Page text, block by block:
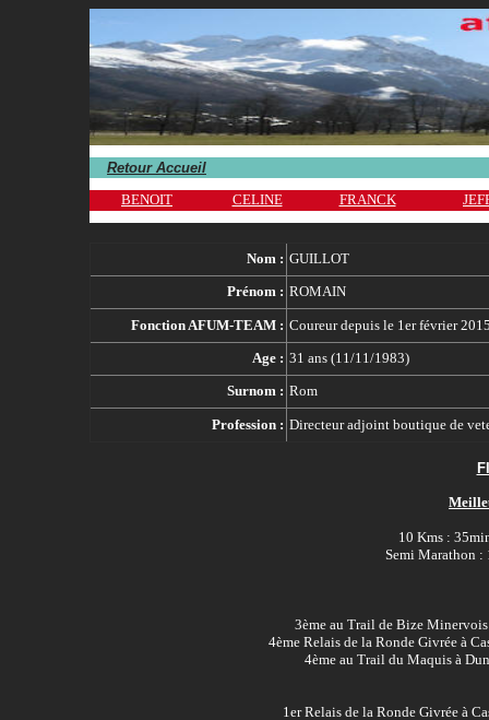
Retour Accueil
BENOIT CELINE FRANCK
Nom : GUILLOT
Prénom : ROMAIN
Fonction AFUM-TEAM : Coureur depuis le 1er février
Age : 31 ans (11/11/1983)
Surnom : Rom
Profession : Directeur adjoint boutique de
10 Kms :
Semi Marathon :
3ème au Trail de Bize
4ème Relais de la Ronde Givrée à
4ème au Trail du Maquis à
1er Relais de la Ronde Givrée à